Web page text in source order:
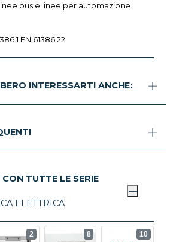
bus e linee per automazione
EN 61386.22
INTERESSARTI ANCHE:
TUTTE LE SERIE
ELETTRICA
2 8 10